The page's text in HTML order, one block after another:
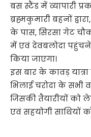
बस स्टैंड में व्यापारी
ब्रह्मकुमारी बहनों
के पास, सिरसा गेट
में एवं देवबलोदा पहुंचने
किया जाएगा।
इस बार के कावड़
भिलाई चरोदा के सभी
जिसकी तैयारीयों को
एवं सहयोगी साथियों